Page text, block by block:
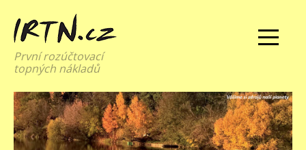
První rozúčtovací
topných nákladů